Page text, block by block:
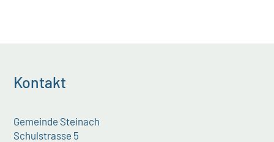
Kontakt
Gemeinde Steinach
Schulstrasse 5